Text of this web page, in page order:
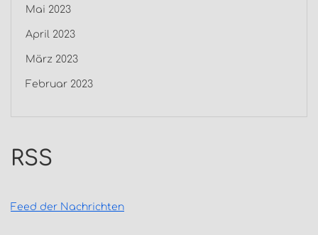
Mai 2023
April 2023
März 2023
Februar 2023
RSS
Feed der Nachrichten